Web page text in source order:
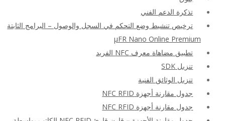
تذكرة الدعم الفني
ترخيص تنشيط وضع التحكم في السجل والوصول – البرامج الثابتة
μFR Nano Online Premium
تطبيق مضاهاة معرف NFC الفريد
تنزيل SDK
تنزيل الوثائق الفنية
جدول مقارنة أجهزة NFC RFID
جدول مقارنة أجهزة NFC RFID